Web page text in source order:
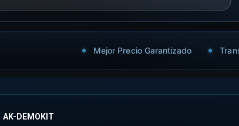
Mejor Precio Garantizado
AK-DEMOKIT